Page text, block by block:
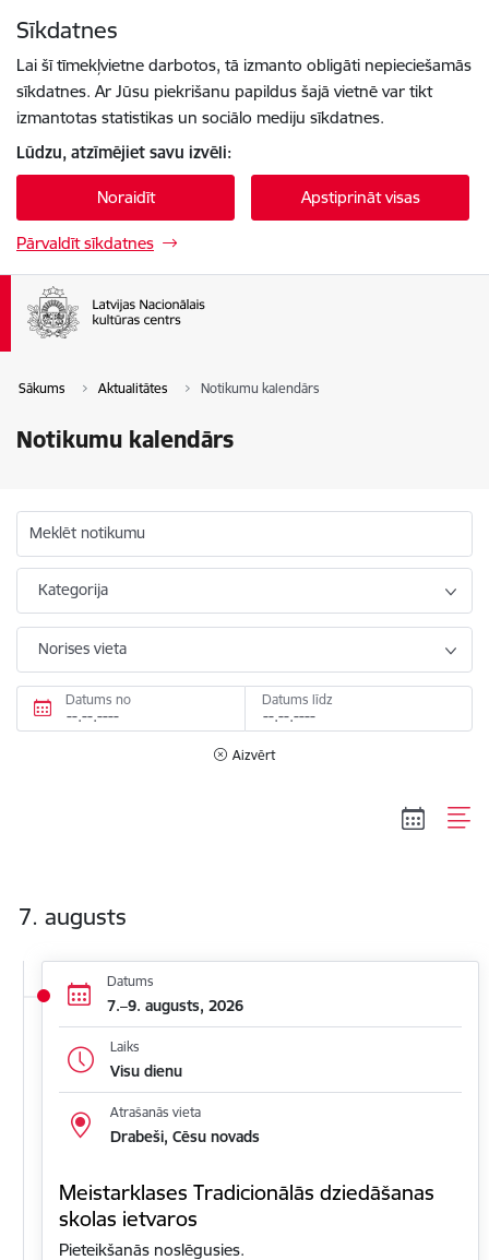
Sīkdatnes
Lai šī tīmekļvietne darbotos, tā izmanto obligāti nepieciešamās
sīkdatnes. Ar Jūsu piekrišanu papildus šajā vietnē var tikt
izmantotas statistikas un sociālo mediju sīkdatnes.
Lūdzu, atzīmējiet savu izvēli:
Noraidīt Apstiprināt visas
Pārvaldīt sīkdatnes
Sākums Aktualitātes Notikumu kalendārs
Notikumu kalendārs
Meklēt notikumu
Kategorija
Norises vieta
Datums no Datums līdz
Aizvērt
7. augusts
Datums
7.–9. augusts, 2026
Laiks
Visu dienu
Atrašanās vieta
Drabeši, Cēsu novads
Meistarklases Tradicionālās dziedāšanas
skolas ietvaros
Pieteikšanās noslēgusies.